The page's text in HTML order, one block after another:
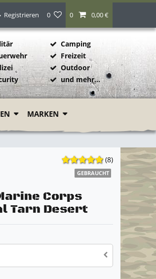
Registrieren 0 0 0,00 €
Camping
Freizeit
Outdoor
und mehr...
MARKEN
(8)
GEBRAUCHT
Corps
Tarn Desert